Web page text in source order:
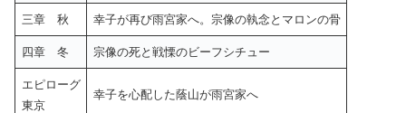
三章 秋 幸子が再び雨宮家へ。宗像の執念とマロンの骨
四章 冬 宗像の死と戦慄のビーフシチュー
エピローグ
東京
幸子を心配した蔭山が雨宮家へ